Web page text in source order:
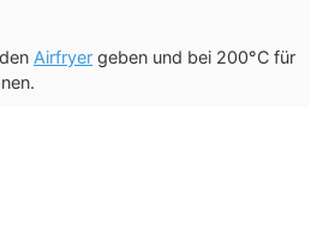
Airfryer geben und bei 200°C für